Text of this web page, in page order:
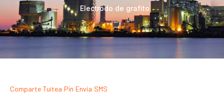
Electrodo de grafito
Comparte Tuitea Pin Envía SMS